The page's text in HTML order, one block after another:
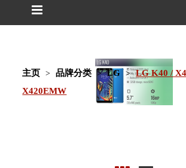
主页 品牌分类 LG
LG K40 /
X420EMW